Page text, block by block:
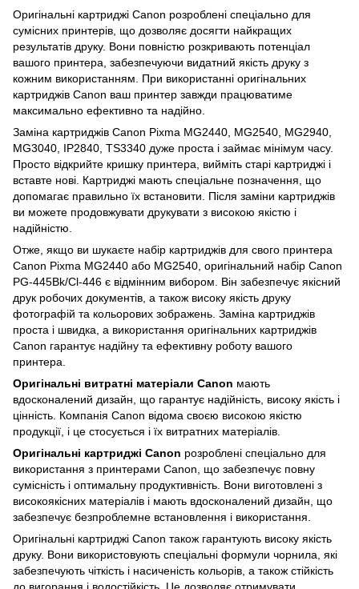
Оригінальні картриджі Canon розроблені спеціально для
сумісних принтерів, що дозволяє досягти найкращих
результатів друку. Вони повністю розкривають потенціал
вашого принтера, забезпечуючи видатний якість друку з
кожним використанням. При використанні оригінальних
картриджів Canon ваш принтер завжди працюватиме
максимально ефективно та надійно.
Заміна картриджів Canon Pixma MG2440, MG2540, MG2940,
MG3040, IP2840, TS3340 дуже проста і займає мінімум часу.
Просто відкрийте кришку принтера, вийміть старі картриджі і
вставте нові. Картриджі мають спеціальне позначення, що
допомагає правильно їх встановити. Після заміни картриджів
ви можете продовжувати друкувати з високою якістю і
надійністю.
Отже, якщо ви шукаєте набір картриджів для свого принтера
Canon Pixma MG2440 або MG2540, оригінальний набір Canon
PG-445Bk/Cl-446 є відмінним вибором. Він забезпечує якісний
друк робочих документів, а також високу якість друку
фотографій та кольорових зображень. Заміна картриджів
проста і швидка, а використання оригінальних картриджів
Canon гарантує надійну та ефективну роботу вашого
принтера.
Оригінальні витратні матеріали Canon мають
вдосконалений дизайн, що гарантує надійність, високу якість і
цінність. Компанія Canon відома своєю високою якістю
продукції, і це стосується і їх витратних матеріалів.
Оригінальні картриджі Canon розроблені спеціально для
використання з принтерами Canon, що забезпечує повну
сумісність і оптимальну продуктивність. Вони виготовлені з
високоякісних матеріалів і мають вдосконалений дизайн, що
забезпечує безпроблемне встановлення і використання.
Оригінальні картриджі Canon також гарантують високу якість
друку. Вони використовують спеціальні формули чорнила, які
забезпечують чіткість і насиченість кольорів, а також стійкість